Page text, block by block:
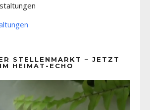
STELLENMARKT – JETZT
IM HEIMAT-ECHO
Player